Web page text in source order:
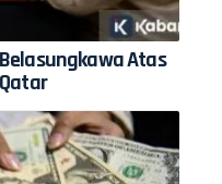
Atas